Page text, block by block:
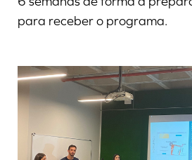
para receber o programa.